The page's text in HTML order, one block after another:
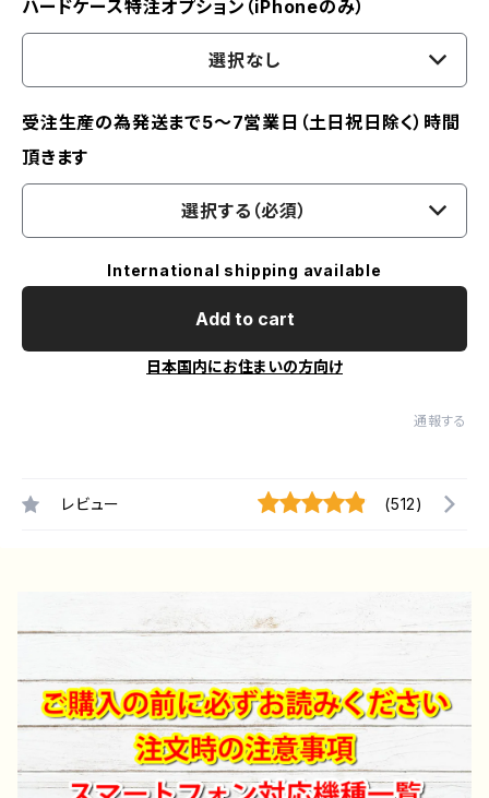
ハードケース特注オプション（iPhoneのみ）
選択なし
受注生産の為発送まで5～7営業日（土日祝日除く）時間
頂きます
選択する（必須）
International shipping available
Add to cart
日本国内にお住まいの方向け
通報する
レビュー (512)